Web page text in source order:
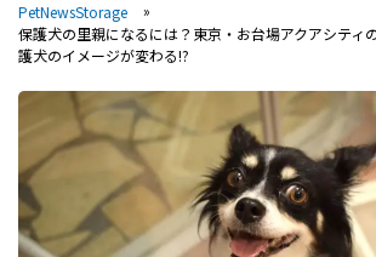
PetNewsStorage
保護犬の里親になるには？東京・お台場アクアシティ
護犬のイメージが変わる!?